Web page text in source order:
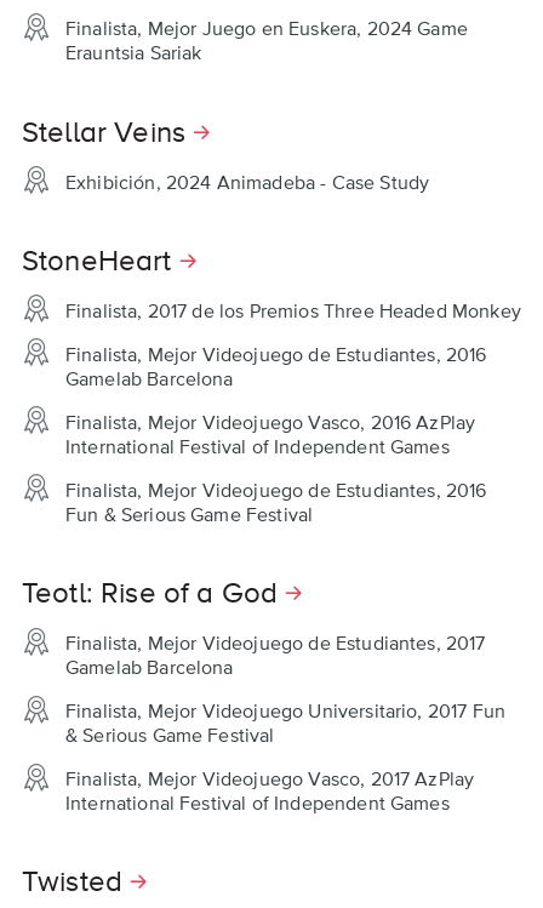
Finalista, Mejor Juego en Euskera, 2024 Game
Erauntsia Sariak
Stellar Veins
Exhibición, 2024 Animadeba - Case Study
StoneHeart
Finalista, 2017 de los Premios Three Headed Monkey
Finalista, Mejor Videojuego de Estudiantes, 2016
Gamelab Barcelona
Finalista, Mejor Videojuego Vasco, 2016 AzPlay
International Festival of Independent Games
Finalista, Mejor Videojuego de Estudiantes, 2016
Fun & Serious Game Festival
Teotl: Rise of a God
Finalista, Mejor Videojuego de Estudiantes, 2017
Gamelab Barcelona
Finalista, Mejor Videojuego Universitario, 2017 Fun
& Serious Game Festival
Finalista, Mejor Videojuego Vasco, 2017 AzPlay
International Festival of Independent Games
Twisted